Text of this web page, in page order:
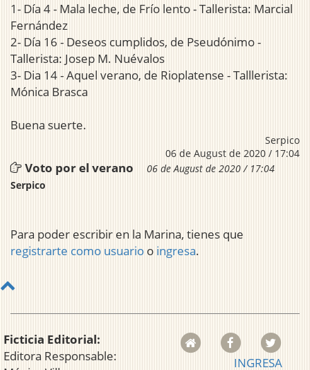
1- Día 4 - Mala leche, de Frío lento - Tallerista: Marcial
Fernández
2- Día 16 - Deseos cumplidos, de Pseudónimo -
Tallerista: Josep M. Nuévalos
3- Dia 14 - Aquel verano, de Rioplatense - Talllerista:
Mónica Brasca
Buena suerte.
Serpico
06 de August de 2020 / 17:04
Voto por el verano
06 de August de 2020 / 17:04
Serpico
Para poder escribir en la Marina, tienes que
registrarte como usuario o ingresa.
Ficticia Editorial:
Editora Responsable:
INGRESA